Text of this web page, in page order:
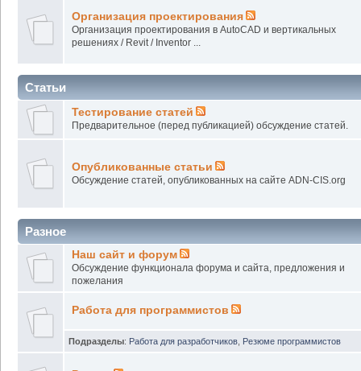
Организация проектирования
Организация проектирования в AutoCAD и вертикальных
решениях / Revit / Inventor ...
Статьи
Тестирование статей
Предварительное (перед публикацией) обсуждение статей.
Опубликованные статьи
Обсуждение статей, опубликованных на сайте ADN-CIS.org
Разное
Наш сайт и форум
Обсуждение функционала форума и сайта, предложения и
пожелания
Работа для программистов
Подразделы: Работа для разработчиков Резюме программистов